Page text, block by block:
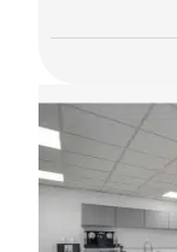
Bus Bus
N104